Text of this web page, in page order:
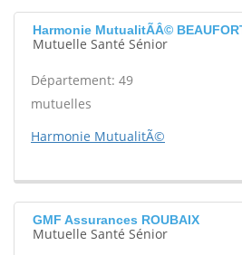
Harmonie MutualitÃÂ©
Mutuelle Santé Sénior
Département: 49
mutuelles
Harmonie MutualitÃ©
GMF Assurances ROUBAIX
Mutuelle Santé Sénior